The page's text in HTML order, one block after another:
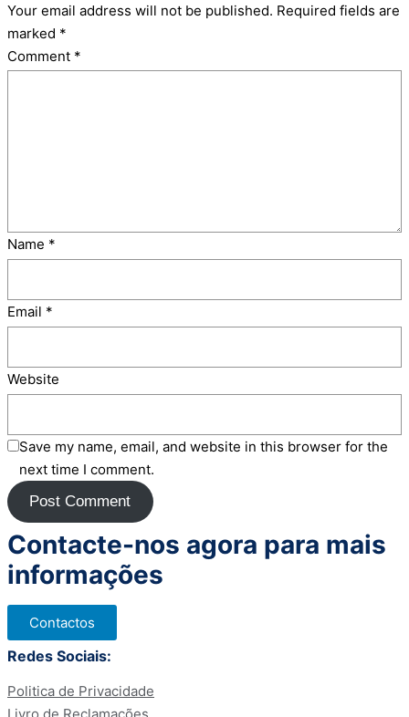
Your email address will not be published. Required fields are
marked *
Comment *
Name *
Email *
Website
Save my name, email, and website in this browser for the
next time I comment.
Contacte-nos agora para mais
informações
Contactos
Redes Sociais:
Politica de Privacidade